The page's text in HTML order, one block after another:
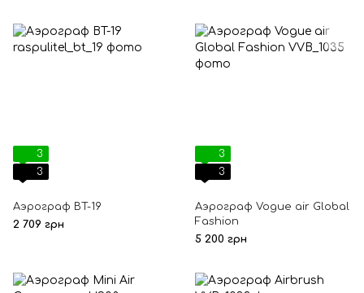
3
3
Аэрограф BT-19
2 709 грн
3
3
Аэрограф Vogue air Global
Fashion
5 200 грн